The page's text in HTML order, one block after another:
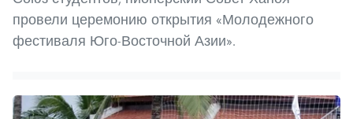
провели церемонию открытия «Молодежного
фестиваля Юго-Восточной Азии».